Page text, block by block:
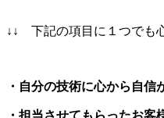
↓↓ 下記の項目に１つでも
・自分の技術に心から自信
・担当させてもらったお客